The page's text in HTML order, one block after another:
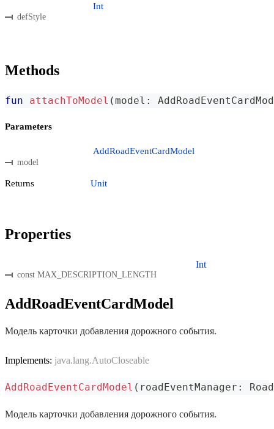
defStyle
Int
Methods
fun attachToModel (model :
Parameters
model
AddRoadEventCardModel
Returns Unit
Properties
const MAX_DESCRIPTION_LENGTH
Int
AddRoadEventCardModel
Модель карточки добавления дорожного события.
Implements: java.lang.AutoCloseable
AddRoadEventCardModel ( roadEventManager :
Модель карточки добавления дорожного события.